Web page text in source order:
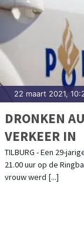
22 maart 2021,
DRONKEN
VERKEER IN
TILBURG - Een 29-
21.00 uur op de
vrouw werd [...]